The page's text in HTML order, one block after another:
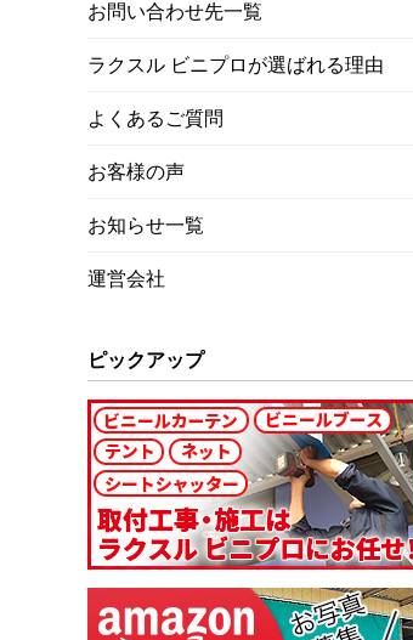
お問い合わせ先一覧
ラクスル ビニプロが選ばれる理由
よくあるご質問
お客様の声
お知らせ一覧
運営会社
ピックアップ